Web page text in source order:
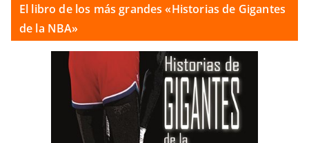
El libro de los más grandes «Historias de Gigantes
de la NBA»